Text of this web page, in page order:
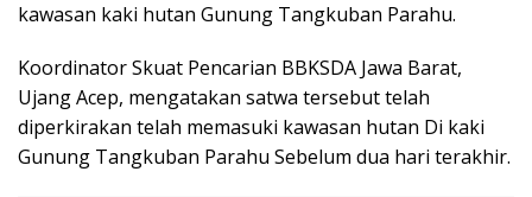
kawasan kaki hutan Gunung Tangkuban Parahu.
Koordinator Skuat Pencarian BBKSDA Jawa Barat,
Ujang Acep, mengatakan satwa tersebut telah
diperkirakan telah memasuki kawasan hutan Di kaki
Gunung Tangkuban Parahu Sebelum dua hari terakhir.